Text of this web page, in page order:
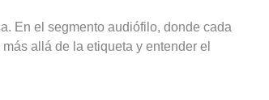
En el segmento audiófilo, donde cada
allá de la etiqueta y entender el